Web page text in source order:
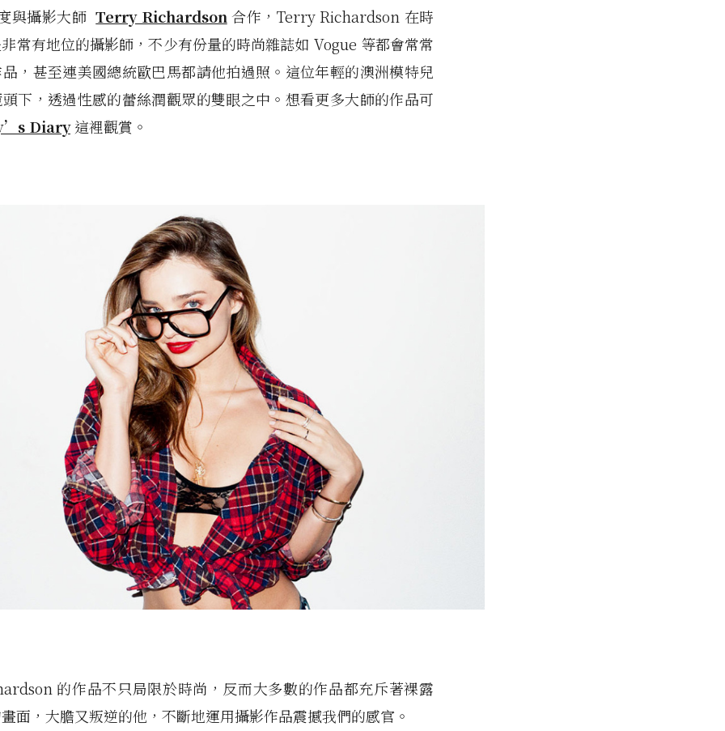
與攝影大師Terry Richardson 合作，Terry Richardson 在時
常有地位的攝影師，不少有份量的時尚雜誌如 Vogue 等都會常常
，甚至連美國總統歐巴馬都請他拍過照。這位年輕的澳洲模特兒
下，透過性感的蕾絲潤觀眾的雙眼之中。想看更多大師的作品可
Diary這裡觀賞。
的作品不只局限於時尚，反而大多數的作品都充斥著裸露
面，大膽又叛逆的他，不斷地運用攝影作品震撼我們的感官。